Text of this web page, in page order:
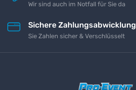
Wir sind auch im Notfall für Sie da
Sichere Zahlungsabwicklung
Sie Zahlen sicher & Verschlüsselt